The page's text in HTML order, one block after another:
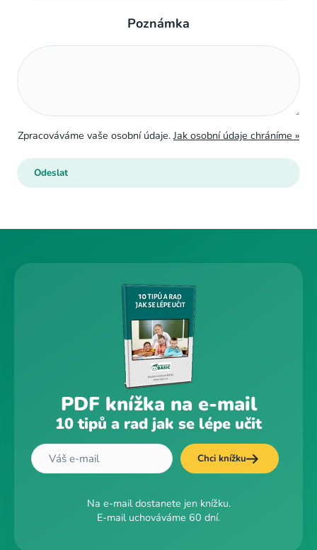
Poznámka
Zpracováváme vaše osobní údaje. Jak osobní údaje chráníme »
PDF knížka na e-mail
10 tipů a rad jak se lépe učit
Chci knížku
Na e-mail dostanete jen knížku.
E-mail uchováváme 60 dní.